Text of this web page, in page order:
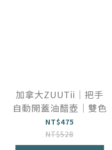
加拿大ZUUTii｜把手
自動開蓋油醋壺｜雙色
NT$475
NT$528